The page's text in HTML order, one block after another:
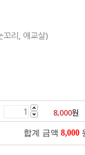
꼬리, 애교살)
8,000원
합계 금액 8,000